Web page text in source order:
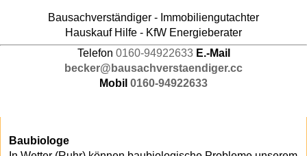
Bausachverständiger - Immobiliengutachter
Hauskauf Hilfe - KfW Energieberater
Telefon 0160-94922633 E.-Mail
becker@bausachverstaendiger.cc
Mobil 0160-94922633
Baubiologe